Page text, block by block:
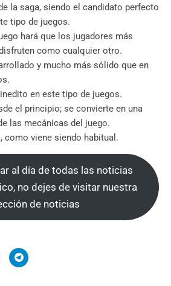
la saga, siendo el candidato perfecto
tipo de juegos.
hará que los jugadores más
como cualquier otro.
y mucho más sólido que en
en este tipo de juegos.
el principio; se convierte en una
las mecánicas del juego.
como viene siendo habitual.
al día de todas las noticias
no dejes de visitar nuestra
de noticias